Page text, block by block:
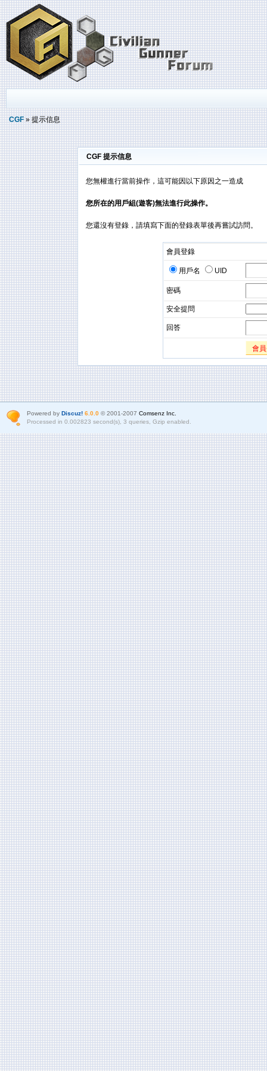
CGF» 提示信息
CGF 提示信息
您無權進行當前操作，這可能因以下原因之一造成
您所在的用戶組(遊客)無法進行此操作。
您還沒有登錄，請填寫下面的登錄表單後再嘗試訪問。
會員登錄
用戶名 UID
密碼
安全提問
回答
會
Powered by Discuz! 6.0.0© 2001-2007 Comsenz Inc.
Processed in 0.002823 second(s), 3 queries, Gzip enabled.